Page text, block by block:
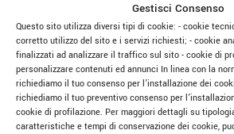
Gestisci Consenso
Questo sito utilizza diversi tipi di cookie: - cookie
corretto utilizzo del sito e i servizi richiesti; - cookie
finalizzati ad analizzare il traffico sul sito - cookie di
personalizzare contenuti ed annunci In linea con la
richiediamo il tuo consenso per l’installazione dei
richiediamo il tuo preventivo consenso per
cookie di profilazione. Per maggiori dettagli su
caratteristiche e tempi di conservazione dei cookie,